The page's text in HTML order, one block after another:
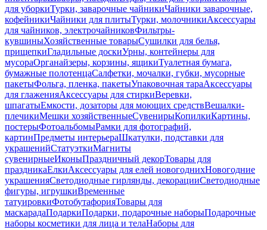
для уборкиТурки, заварочные чайникиЧайники заварочные,
кофейникиЧайники для плитыТурки, молочникиАксессуары
для чайников, электрочайниковФильтры-
кувшиныХозяйственные товарыСушилки для белья,
прищепкиГладильные доскиУрны, контейнеры для
мусораОрганайзеры, корзины, ящикиТуалетная бумага,
бумажные полотенцаСалфетки, мочалки, губки, мусорные
пакетыФольга, пленка, пакетыУпаковочная тараАксессуары
для глаженияАксессуары для стиркиВеревки,
шпагатыЕмкости, дозаторы для моющих средствВешалки-
плечикиМешки хозяйственныеСувенирыКопилкиКартины,
постерыФотоальбомыРамки для фотографий,
картинПредметы интерьераШкатулки, подставки для
украшенийСтатуэткиМагниты
сувенирныеИконыПраздничный декорТовары для
праздникаЕлкиАксессуары для елей новогоднихНовогодние
украшенияСветодиодные гирлянды, декорацииСветодиодные
фигуры, игрушкиВременные
татуировкиФотобутафорияТовары для
маскарадаПодаркиПодарки, подарочные наборыПодарочные
наборы косметики для лица и телаНаборы для